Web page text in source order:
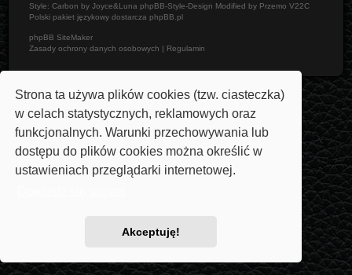
Strona ta używa plików cookies (tzw. ciasteczka)
w celach statystycznych, reklamowych oraz
funkcjonalnych. Warunki przechowywania lub
dostępu do plików cookies można określić w
ustawieniach przeglądarki internetowej.
Akceptuję!
Style: Carbon by Joyce&Luna phpBB-Style-Design Modified by Przemo V22C
Polski pakiet językowy dostarcza phpBB.pl
phpBB SiteMaker
Zasady ochrony danych osobowych | Regulamin